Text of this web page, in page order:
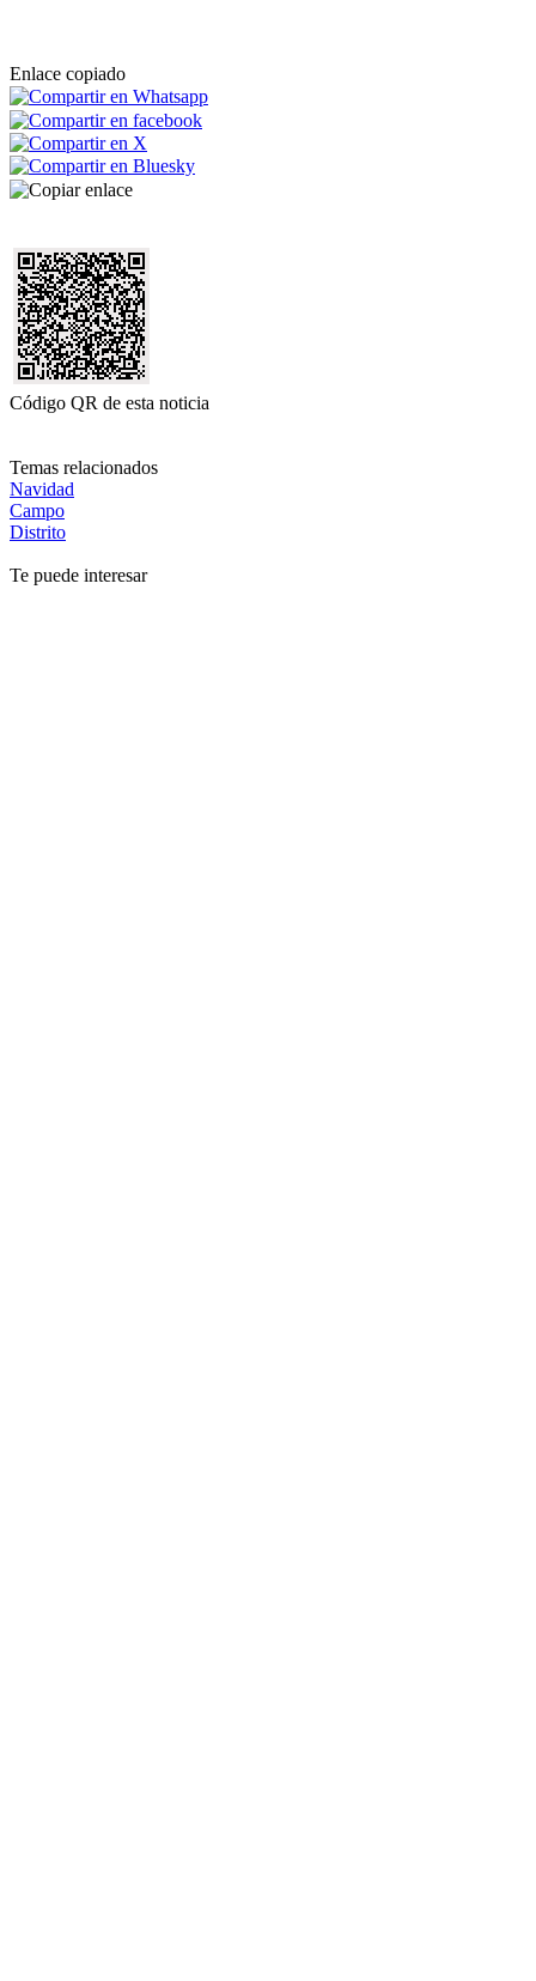
Enlace copiado
Código QR de esta noticia
Temas relacionados
Navidad
Campo
Distrito
Te puede interesar